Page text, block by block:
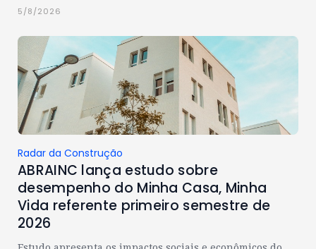
5/8/2026
Radar da Construção
ABRAINC lança estudo sobre
desempenho do Minha Casa, Minha
Vida referente primeiro semestre de
2026